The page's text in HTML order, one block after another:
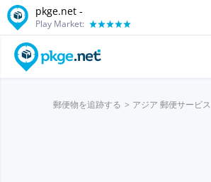
pkge.net -
Play Market:
郵便物を追跡する アジア 郵便サービス